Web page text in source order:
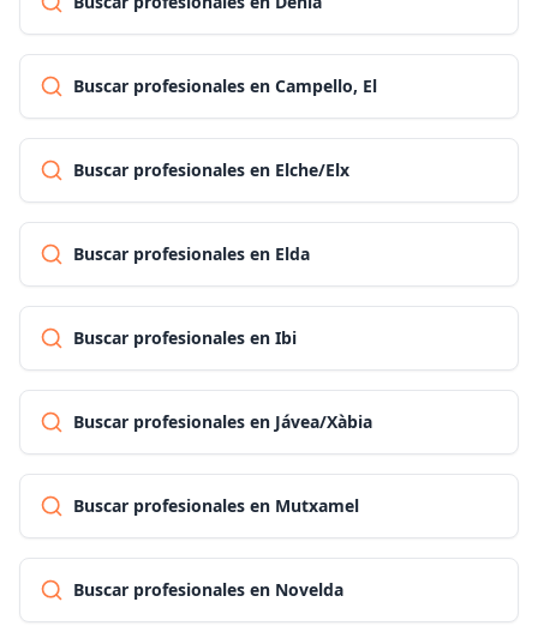
Buscar profesionales en Campello, El
Buscar profesionales en Elche/Elx
Buscar profesionales en Elda
Buscar profesionales en Ibi
Buscar profesionales en Jávea/Xàbia
Buscar profesionales en Mutxamel
Buscar profesionales en Novelda